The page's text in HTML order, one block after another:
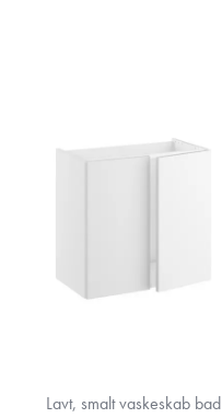
Lavt, smalt vaskeskab bad